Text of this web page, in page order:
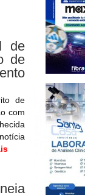
de
de
de
com